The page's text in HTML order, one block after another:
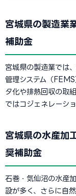
宮城県の製造業
補助金
宮城県の製造業では
管理システム（
タ化や排熱回収の取
ではコジェネレーシ
宮城県の水産加
奨補助金
石巻・気仙沼の水産
設が多く、さらに自